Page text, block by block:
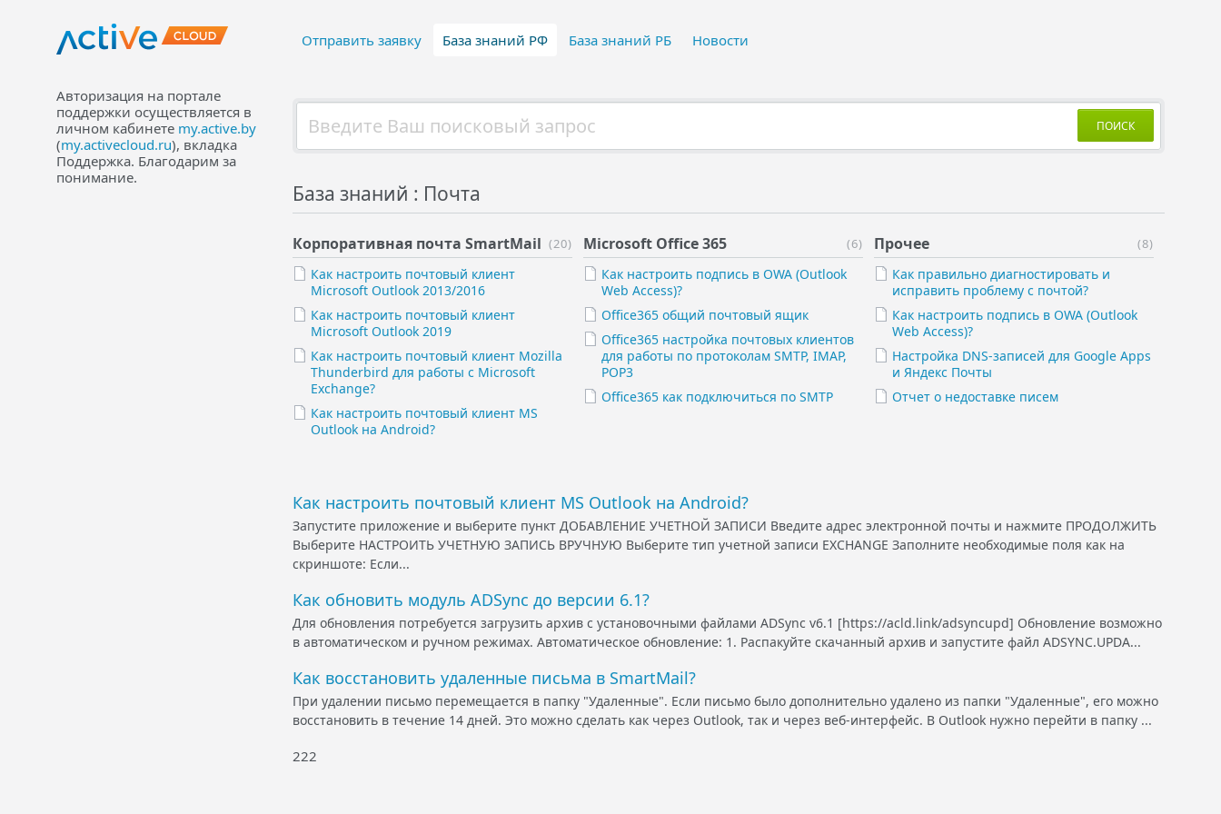
Отправить заявку База знаний РФ База знаний РБ Новости
Авторизация на портале
поддержки осуществляется в
личном кабинете my.active.by
(my.activecloud.ru), вкладка
Поддержка. Благодарим за
понимание.
ПОИСК
База знаний : Почта
(20)
Корпоративная почта SmartMail
Как настроить почтовый клиент
Microsoft Outlook 2013/2016
Как настроить почтовый клиент
Microsoft Outlook 2019
Как настроить почтовый клиент Mozilla
Thunderbird для работы с Microsoft
Exchange?
Как настроить почтовый клиент MS
Outlook на Android?
(6)
Microsoft Office 365
Как настроить подпись в OWA (Outlook
Web Access)?
Office365 общий почтовый ящик
Office365 настройка почтовых клиентов
для работы по протоколам SMTP, IMAP,
POP3
Office365 как подключиться по SMTP
(8)
Прочее
Как правильно диагностировать и
исправить проблему с почтой?
Как настроить подпись в OWA (Outlook
Web Access)?
Настройка DNS-записей для Google Apps
и Яндекс Почты
Отчет о недоставке писем
Как настроить почтовый клиент MS Outlook на Android?
Запустите приложение и выберите пункт ДОБАВЛЕНИЕ УЧЕТНОЙ ЗАПИСИ Введите адрес электронной почты и нажмите ПРОДОЛЖИТЬ
Выберите НАСТРОИТЬ УЧЕТНУЮ ЗАПИСЬ ВРУЧНУЮ Выберите тип учетной записи EXCHANGE Заполните необходимые поля как на
скриншоте: Если...
Как обновить модуль ADSync до версии 6.1?
Для обновления потребуется загрузить архив с установочными файлами ADSync v6.1 [https://acld.link/adsyncupd] Обновление возможно
в автоматическом и ручном режимах. Автоматическое обновление: 1. Распакуйте скачанный архив и запустите файл ADSYNC.UPDA...
Как восстановить удаленные письма в SmartMail?
При удалении письмо перемещается в папку "Удаленные". Если письмо было дополнительно удалено из папки "Удаленные", его можно
восстановить в течение 14 дней. Это можно сделать как через Outlook, так и через веб-интерфейс. В Outlook нужно перейти в папку ...
222